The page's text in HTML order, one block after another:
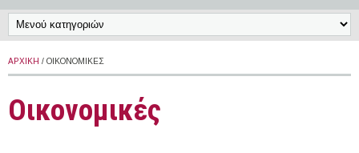
ΑΡΧΙΚΉ / ΟΙΚΟΝΟΜΙΚΈΣ
Οικονομικές